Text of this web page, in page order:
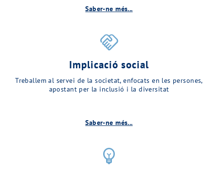
Saber-ne més...
handshake
Implicació social
Treballem al servei de la societat, enfocats en les persones,
apostant per la inclusió i la diversitat
Saber-ne més...
emoji_objects